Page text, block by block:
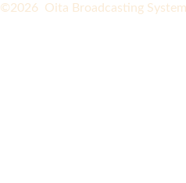
©2026 Oita Broadcasting